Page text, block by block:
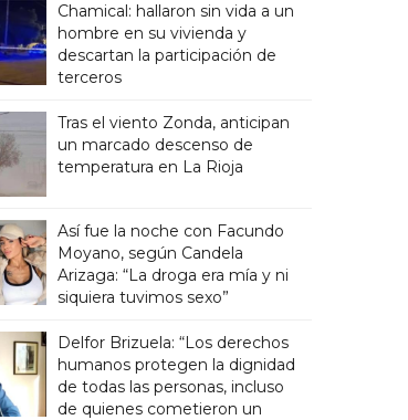
Chamical: hallaron sin vida a un
hombre en su vivienda y
descartan la participación de
terceros
Tras el viento Zonda, anticipan
un marcado descenso de
temperatura en La Rioja
Así fue la noche con Facundo
Moyano, según Candela
Arizaga: “La droga era mía y ni
siquiera tuvimos sexo”
Delfor Brizuela: “Los derechos
humanos protegen la dignidad
de todas las personas, incluso
de quienes cometieron un